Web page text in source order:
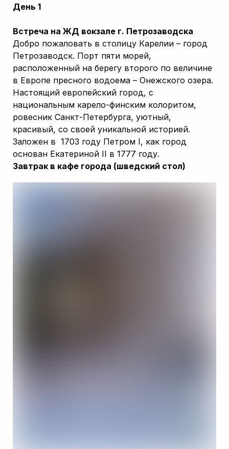
День 1
Встреча на ЖД вокзале г. Петрозаводска
Добро пожаловать в столицу Карелии – город
Петрозаводск. Порт пяти морей,
расположенный на берегу второго по величине
в Европе пресного водоема – Онежского озера.
Настоящий европейский город, с
национальным карело-финским колоритом,
ровесник Санкт-Петербурга, уютный,
красивый, со своей уникальной историей.
Заложен в 1703 году Петром I, как город
основан Екатериной II в 1777 году.
Завтрак в кафе города (шведский стол)